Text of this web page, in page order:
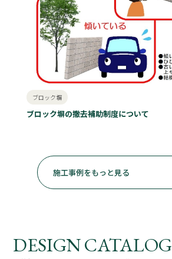
ブロック塀
ブロック塀の撤去補助制度について
施工事例をもっと見る
DESIGN CATALOG